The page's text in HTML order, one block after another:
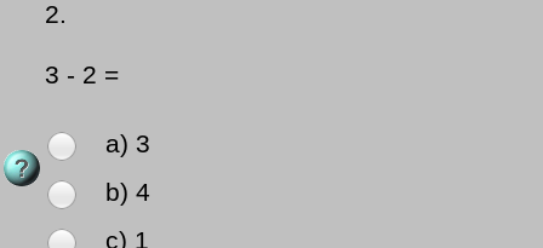
2.
3 - 2 =
a) 3
b) 4
c) 1